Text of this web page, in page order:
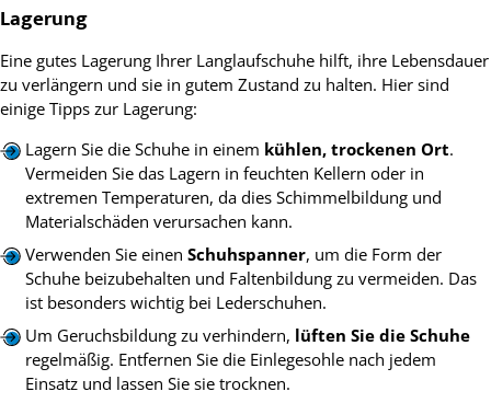
Lagerung
Eine gutes Lagerung Ihrer Langlaufschuhe hilft, ihre Lebensdauer
zu verlängern und sie in gutem Zustand zu halten. Hier sind
einige Tipps zur Lagerung:
Lagern Sie die Schuhe in einem kühlen, trockenen Ort.
Vermeiden Sie das Lagern in feuchten Kellern oder in
extremen Temperaturen, da dies Schimmelbildung und
Materialschäden verursachen kann.
Verwenden Sie einen Schuhspanner, um die Form der
Schuhe beizubehalten und Faltenbildung zu vermeiden. Das
ist besonders wichtig bei Lederschuhen.
Um Geruchsbildung zu verhindern, lüften Sie die Schuhe
regelmäßig. Entfernen Sie die Einlegesohle nach jedem
Einsatz und lassen Sie sie trocknen.